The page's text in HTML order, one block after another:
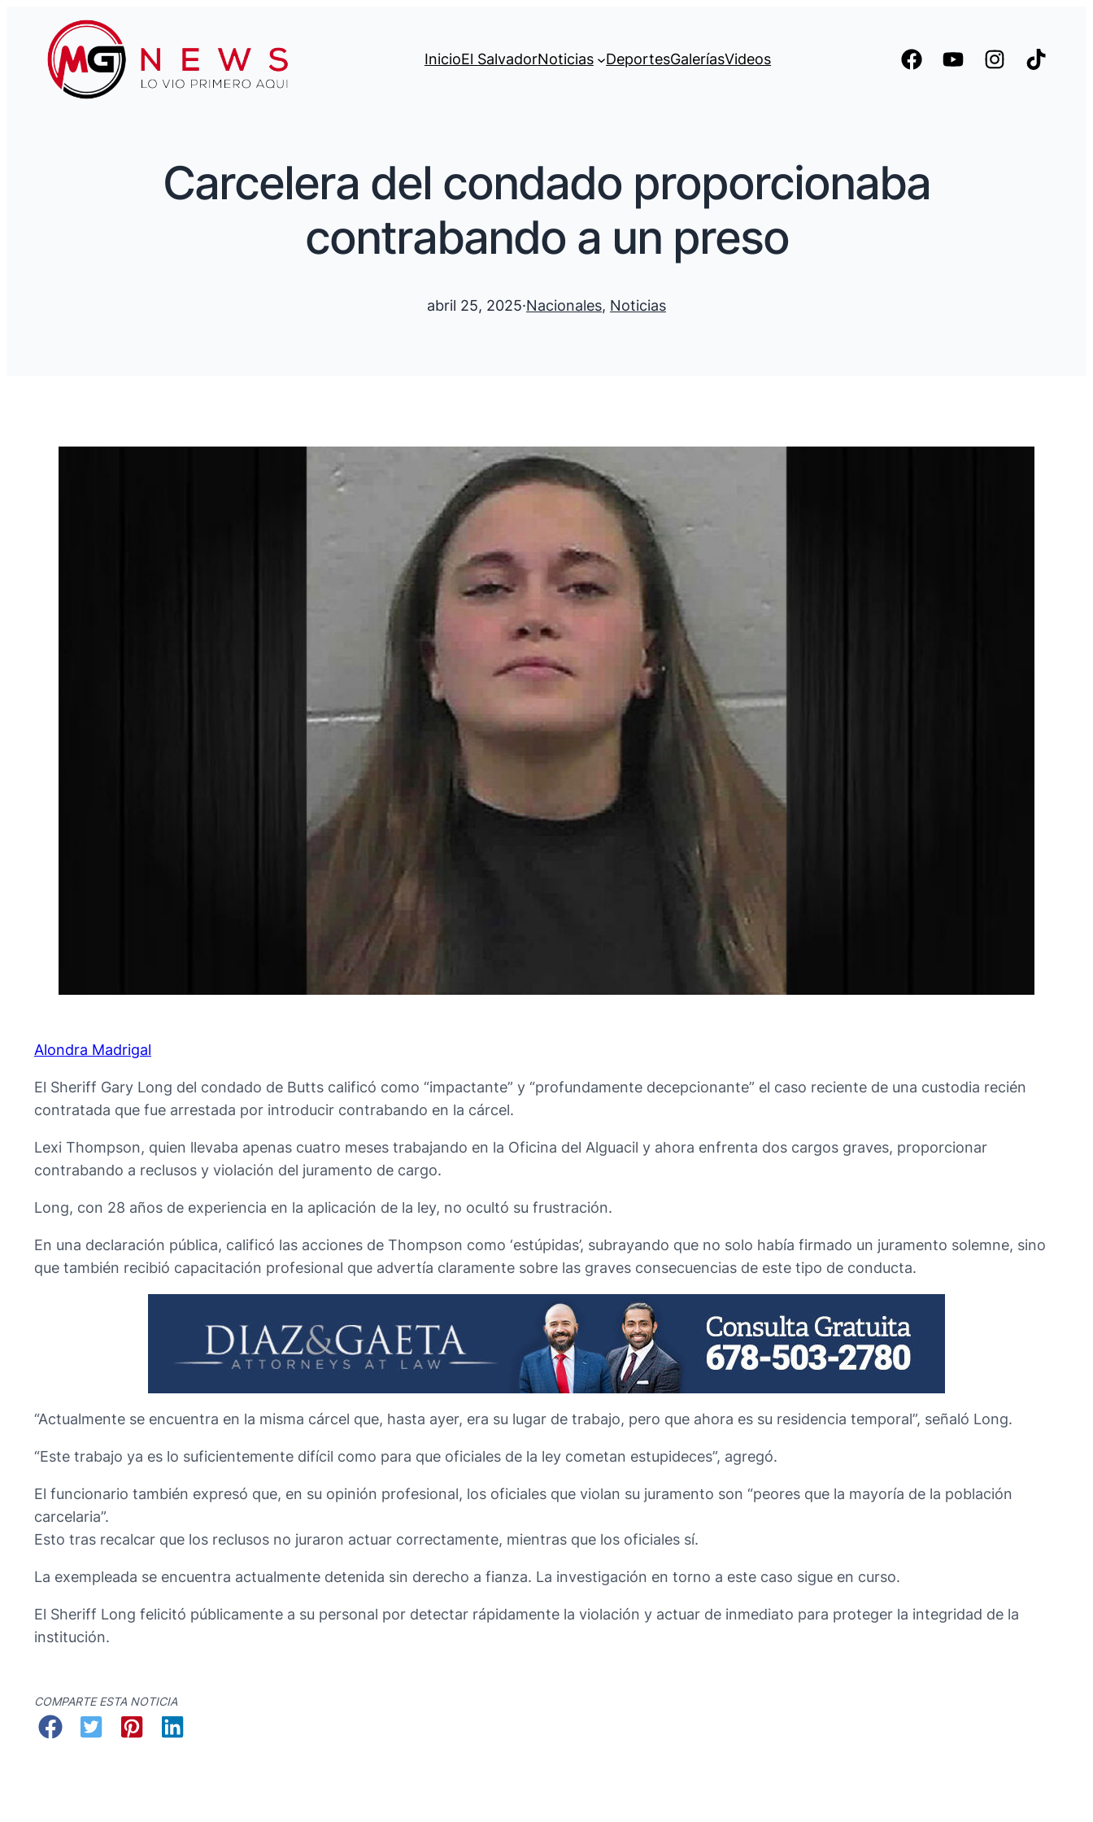
InicioEl SalvadorNoticias DeportesGaleríasVideos
Carcelera del condado proporcionaba
contrabando a un preso
abril 25, 2025·Nacionales, Noticias
Alondra Madrigal
El Sheriff Gary Long del condado de Butts calificó como “impactante” y “profundamente decepcionante” el caso reciente de una custodia recién
contratada que fue arrestada por introducir contrabando en la cárcel.
Lexi Thompson, quien llevaba apenas cuatro meses trabajando en la Oficina del Alguacil y ahora enfrenta dos cargos graves, proporcionar
contrabando a reclusos y violación del juramento de cargo.
Long, con 28 años de experiencia en la aplicación de la ley, no ocultó su frustración.
En una declaración pública, calificó las acciones de Thompson como ‘estúpidas’, subrayando que no solo había firmado un juramento solemne, sino
que también recibió capacitación profesional que advertía claramente sobre las graves consecuencias de este tipo de conducta.
“Actualmente se encuentra en la misma cárcel que, hasta ayer, era su lugar de trabajo, pero que ahora es su residencia temporal”, señaló Long.
“Este trabajo ya es lo suficientemente difícil como para que oficiales de la ley cometan estupideces”, agregó.
El funcionario también expresó que, en su opinión profesional, los oficiales que violan su juramento son “peores que la mayoría de la población
carcelaria”.
Esto tras recalcar que los reclusos no juraron actuar correctamente, mientras que los oficiales sí.
La exempleada se encuentra actualmente detenida sin derecho a fianza. La investigación en torno a este caso sigue en curso.
El Sheriff Long felicitó públicamente a su personal por detectar rápidamente la violación y actuar de inmediato para proteger la integridad de la
institución.
COMPARTE ESTA NOTICIA